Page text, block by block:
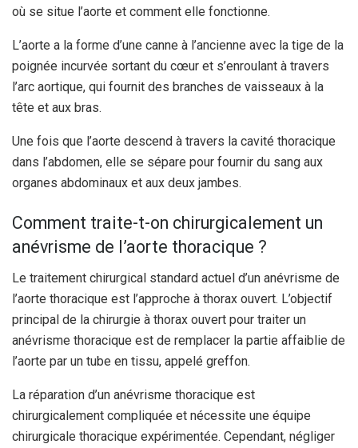
où se situe l’aorte et comment elle fonctionne.
L’aorte a la forme d’une canne à l’ancienne avec la tige de la
poignée incurvée sortant du cœur et s’enroulant à travers
l’arc aortique, qui fournit des branches de vaisseaux à la
tête et aux bras.
Une fois que l’aorte descend à travers la cavité thoracique
dans l’abdomen, elle se sépare pour fournir du sang aux
organes abdominaux et aux deux jambes.
Comment traite-t-on chirurgicalement un
anévrisme de l’aorte thoracique ?
Le traitement chirurgical standard actuel d’un anévrisme de
l’aorte thoracique est l’approche à thorax ouvert. L’objectif
principal de la chirurgie à thorax ouvert pour traiter un
anévrisme thoracique est de remplacer la partie affaiblie de
l’aorte par un tube en tissu, appelé greffon.
La réparation d’un anévrisme thoracique est
chirurgicalement compliquée et nécessite une équipe
chirurgicale thoracique expérimentée. Cependant, négliger